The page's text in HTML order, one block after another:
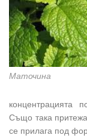
Маточина
концентрацията
Също така
се прилага под